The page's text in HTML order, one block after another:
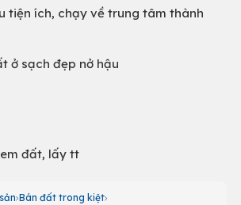
tiện ích, chạy về trung tâm thành
ở sạch đẹp nở hậu
đất, lấy tt
Bán đất trong kiệt